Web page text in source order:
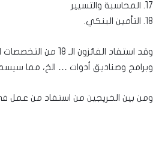
17. المحاسبة والتسيير
18. التأمين البنكي.
وقد استفاد
وبرامج وصناديق أدوات … الخ، مما
ومن بين الخريجين من استفاد من